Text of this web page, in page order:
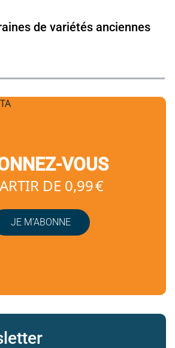
de variétés anciennes
VOUS
DE 0,99 €
JE M’ABONNE